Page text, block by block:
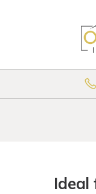
Ideal